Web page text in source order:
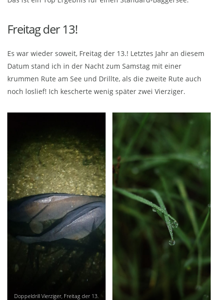
Freitag der 13!
Es war wieder soweit, Freitag der 13.! Letztes Jahr an diesem
Datum stand ich in der Nacht zum Samstag mit einer
krummen Rute am See und Drillte, als die zweite Rute auch
noch loslief! Ich kescherte wenig später zwei Vierziger.
Doppeldrill Vierziger, Freitag der 13.